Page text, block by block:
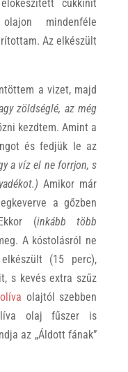
cukkinit
mindenféle
Az elkészült
a vizet, majd
zöldséglé, az még
kezdtem. Amint a
és fedjük le az
a víz el ne forrjon, s
Amikor már
a gőzben
(inkább több
A kóstolásról ne
(15 perc),
s kevés extra szűz
olíva olajtól szebben
olaj fűszer is
az „Áldott fának”